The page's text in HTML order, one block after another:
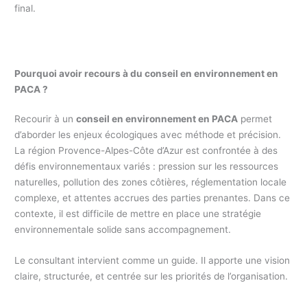
final.
Pourquoi avoir recours à du conseil en environnement en
PACA ?
Recourir à unconseil en environnement en PACA permet
d’aborder les enjeux écologiques avec méthode et précision.
La région Provence-Alpes-Côte d’Azur est confrontée à des
défis environnementaux variés : pression sur les ressources
naturelles, pollution des zones côtières, réglementation locale
complexe, et attentes accrues des parties prenantes. Dans ce
contexte, il est difficile de mettre en place une stratégie
environnementale solide sans accompagnement.
Le consultant intervient comme un guide. Il apporte une vision
claire, structurée, et centrée sur les priorités de l’organisation.